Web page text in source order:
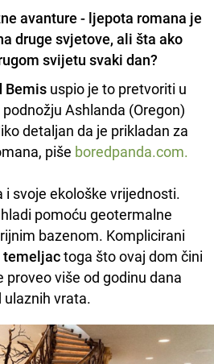
avanture - ljepota romana je
druge svjetove, ali šta ako
svijetu svaki dan?
Bemis uspio je to pretvoriti u
podnožju Ashlanda (Oregon)
detaljan da je prikladan za
piše boredpanda.com.
i svoje ekološke vrijednosti.
pomoću geotermalne
bazenom. Komplicirani
temeljactoga što ovaj dom čini
proveo više od godinu dana
ulaznih vrata.